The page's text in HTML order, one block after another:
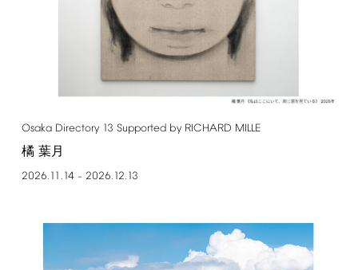
Osaka Directory 13 Supported by RICHARD MILLE
橘 葉月
2026.11.14– 2026.12.13